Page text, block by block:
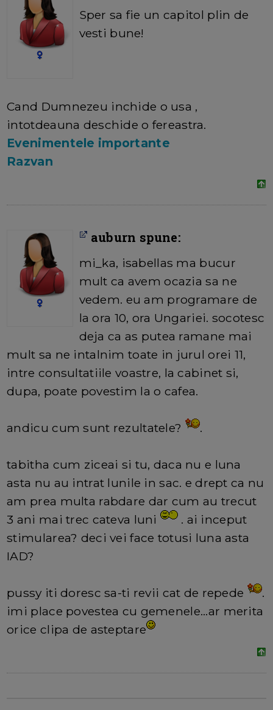
Sper sa fie un capitol plin de
vesti bune!
Cand Dumnezeu inchide o usa ,
intotdeauna deschide o fereastra.
Evenimentele importante
Razvan
auburn spune:
mi_ka, isabellas ma bucur
mult ca avem ocazia sa ne
vedem. eu am programare de
la ora 10, ora Ungariei. socotesc
deja ca as putea ramane mai
mult sa ne intalnim toate in jurul orei 11,
intre consultatiile voastre, la cabinet si,
dupa, poate povestim la o cafea.
andicu cum sunt rezultatele? .
tabitha cum ziceai si tu, daca nu e luna
asta nu au intrat lunile in sac. e drept ca nu
am prea multa rabdare dar cum au trecut
3 ani mai trec cateva luni
. ai inceput
stimularea? deci vei face totusi luna asta
IAD?
pussy iti doresc sa-ti revii cat de repede
.
imi place povestea cu gemenele...ar merita
orice clipa de asteptare